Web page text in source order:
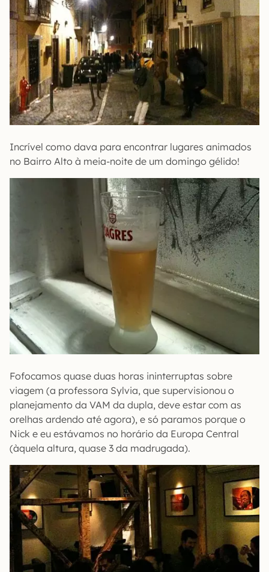
Incrível como dava para encontrar lugares animados
no Bairro Alto à meia-noite de um domingo gélido!
Fofocamos quase duas horas ininterruptas sobre
viagem (a professora Sylvia, que supervisionou o
planejamento da VAM da dupla, deve estar com as
orelhas ardendo até agora), e só paramos porque o
Nick e eu estávamos no horário da Europa Central
(àquela altura, quase 3 da madrugada).